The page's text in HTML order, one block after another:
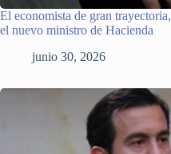
El economista de gran
el nuevo ministro de Hacienda
junio 30, 2026